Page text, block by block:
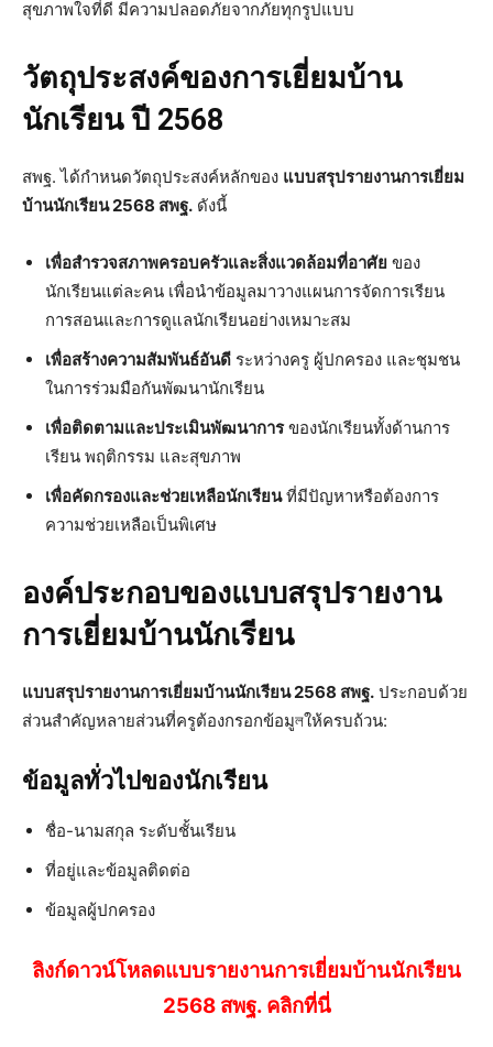
สุขภาพใจที่ดี มีความปลอดภัยจากภัยทุกรูปแบบ
วัตถุประสงค์ของการเยี่ยมบ้าน
นักเรียน ปี 2568
สพฐ. ได้กำหนดวัตถุประสงค์หลักของ แบบสรุปรายงานการเยี่ยม
บ้านนักเรียน 2568 สพฐ. ดังนี้
เพื่อสำรวจสภาพครอบครัวและสิ่งแวดล้อมที่อาศัย ของ
นักเรียนแต่ละคน เพื่อนำข้อมูลมาวางแผนการจัดการเรียน
การสอนและการดูแลนักเรียนอย่างเหมาะสม
เพื่อสร้างความสัมพันธ์อันดี ระหว่างครู ผู้ปกครอง และชุมชน
ในการร่วมมือกันพัฒนานักเรียน
เพื่อติดตามและประเมินพัฒนาการของนักเรียนทั้งด้านการ
เรียน พฤติกรรม และสุขภาพ
เพื่อคัดกรองและช่วยเหลือนักเรียนที่มีปัญหาหรือต้องการ
ความช่วยเหลือเป็นพิเศษ
องค์ประกอบของแบบสรุปรายงาน
การเยี่ยมบ้านนักเรียน
แบบสรุปรายงานการเยี่ยมบ้านนักเรียน 2568 สพฐ. ประกอบด้วย
ส่วนสำคัญหลายส่วนที่ครูต้องกรอกข้อมูলให้ครบถ้วน:
ข้อมูลทั่วไปของนักเรียน
ชื่อ-นามสกุล ระดับชั้นเรียน
ที่อยู่และข้อมูลติดต่อ
ข้อมูลผู้ปกครอง
ลิงก์ดาวน์โหลดแบบรายงานการเยี่ยมบ้านนักเรียน
2568 สพฐ. คลิกที่นี่